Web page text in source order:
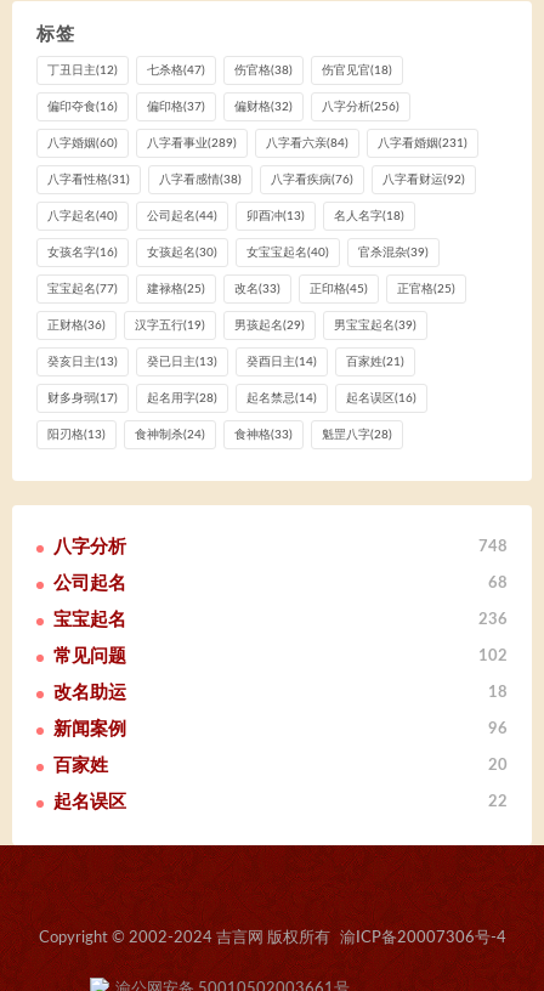
标签
丁丑日主(12) 七杀格(47) 伤官格(38) 伤官见官(18)
偏印夺食(16) 偏印格(37) 偏财格(32) 八字分析(256)
八字婚姻(60) 八字看事业(289) 八字看六亲(84) 八字看婚姻(231)
八字看性格(31) 八字看感情(38) 八字看疾病(76) 八字看财运(92)
八字起名(40) 公司起名(44) 卯酉冲(13) 名人名字(18)
女孩名字(16) 女孩起名(30) 女宝宝起名(40) 官杀混杂(39)
宝宝起名(77) 建禄格(25) 改名(33) 正印格(45) 正官格(25)
正财格(36) 汉字五行(19) 男孩起名(29) 男宝宝起名(39)
癸亥日主(13) 癸已日主(13) 癸酉日主(14) 百家姓(21)
财多身弱(17) 起名用字(28) 起名禁忌(14) 起名误区(16)
阳刃格(13) 食神制杀(24) 食神格(33) 魁罡八字(28)
八字分析 748
公司起名 68
宝宝起名 236
常见问题 102
改名助运 18
新闻案例 96
百家姓 20
起名误区 22
Copyright © 2002-2024 吉言网 版权所有 渝ICP备20007306号-4